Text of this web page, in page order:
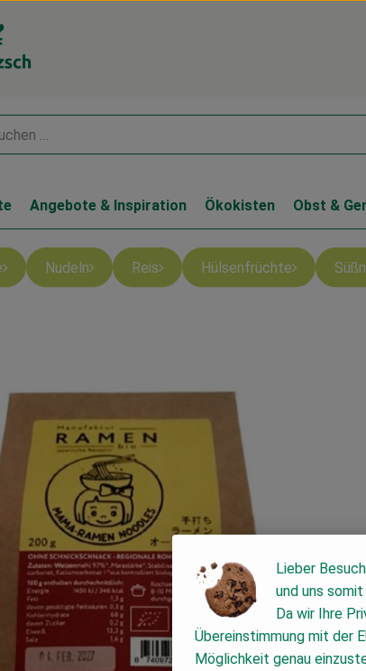
Angebote & Inspiration Ökokisten Obst &
Nudeln Reis Hülsenfrüchte
Lieber
und uns
Da wir Ihre
Übereinstimmung mit der
Möglichkeit genau